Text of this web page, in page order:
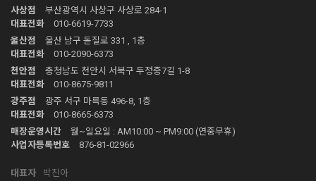
사상점
부산광역시 사상구 사상로 284-1
|
대표전화
010-6619-7733
울산점
울산 남구 돋질로 331 , 1층
|
대표전화
010-2090-6373
천안점
충청남도 천안시 서북구 두정중7길 1-8
|
대표전화
010-8675-9811
광주점
광주 서구 마륵동 496-8, 1층
|
대표전화
010-8665-6373
매장운영시간
월~일요일 : AM10:00 ~ PM9:00 (연중무휴)
|
사업자등록번호 876-81-02966
대표자
박진아